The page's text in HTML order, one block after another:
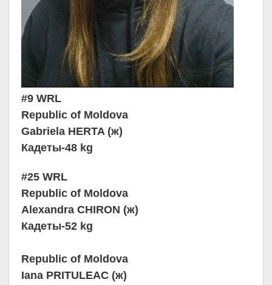
#9 WRL
Republic of Moldova
Gabriela HERTA (ж)
Кадеты-48 kg
#25 WRL
Republic of Moldova
Alexandra CHIRON (ж)
Кадеты-52 kg
Republic of Moldova
Iana PRITULEAC (ж)